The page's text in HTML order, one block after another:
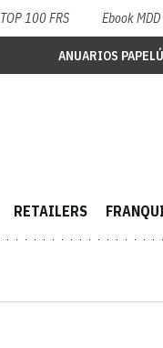
TOP 100 FRS Ebook MDD
ANUARIOS PAPEL
RETAILERS